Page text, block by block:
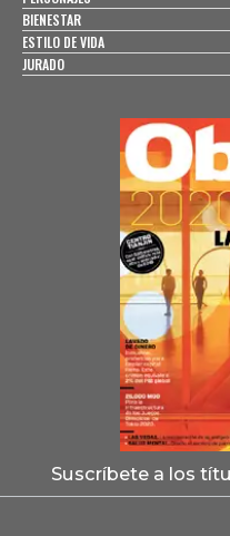
BIENESTAR
ESTILO DE VIDA
JURADO
Suscríbete a los